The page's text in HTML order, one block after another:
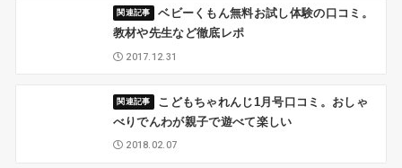
ベビーくもん無料お試し体験の口コミ。
教材や先生など徹底レポ
2017.12.31
こどもちゃれんじ1月号口コミ。おしゃ
べりでんわが親子で遊べて楽しい
2018.02.07